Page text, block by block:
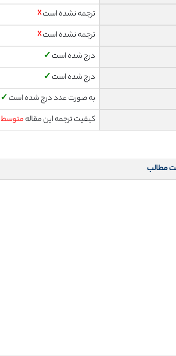
ترجمه نشده است☓
ترجمه نشده است☓
درج شده است ✓
درج شده است ✓
به صورت عدد درج شده است ✓
کیفیت ترجمه این مقالهمتوسط
مطالب